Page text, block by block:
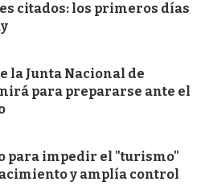
citados: los primeros días
la Junta Nacional de
para prepararse ante el
para impedir el "turismo"
y amplía control